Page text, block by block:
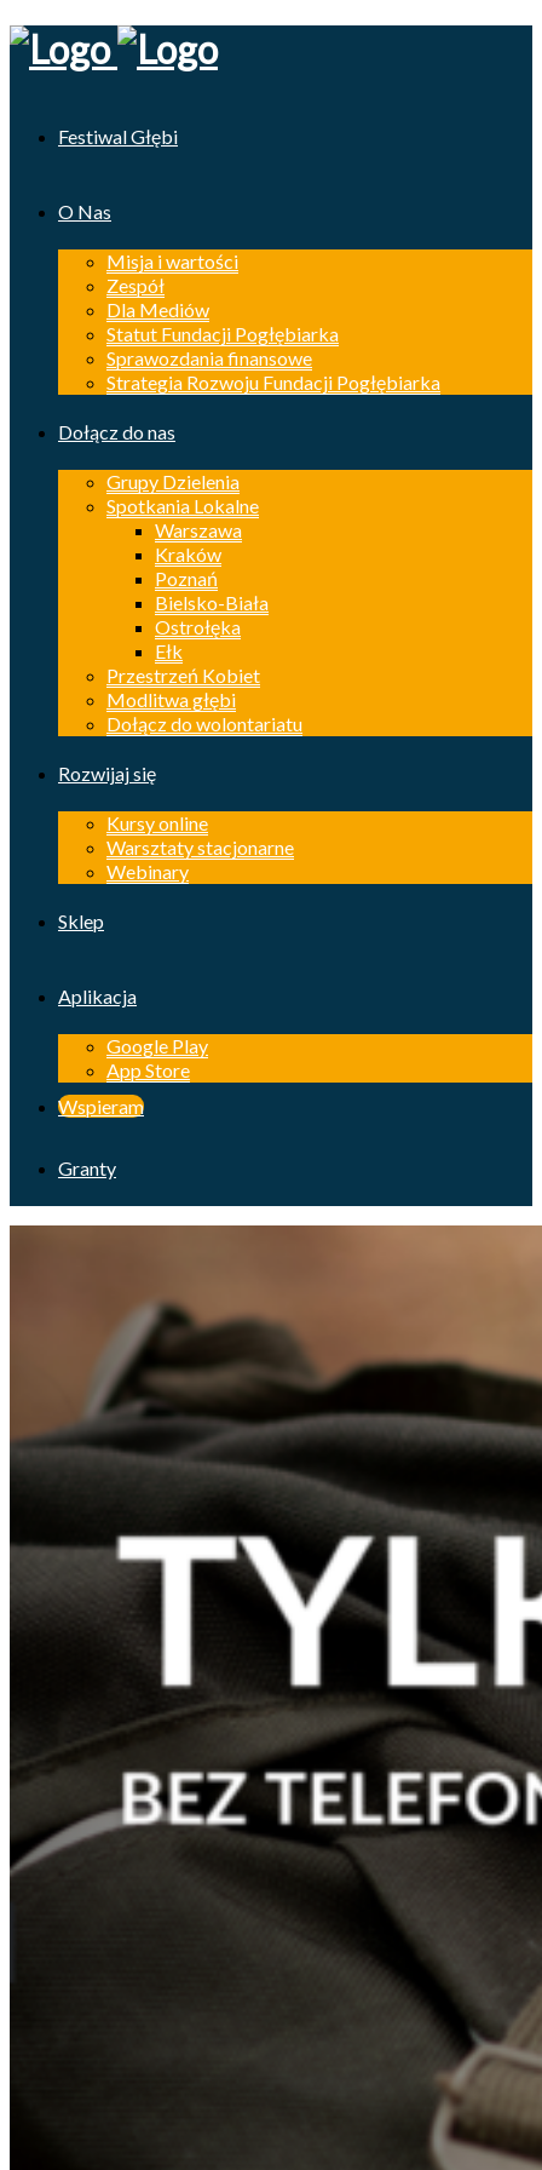
Festiwal Głębi
O Nas
Misja i wartości
Zespół
Dla Mediów
Statut Fundacji Pogłębiarka
Sprawozdania finansowe
Strategia Rozwoju Fundacji Pogłębiarka
Dołącz do nas
Grupy Dzielenia
Spotkania Lokalne
Warszawa
Kraków
Poznań
Bielsko-Biała
Ostrołęka
Ełk
Przestrzeń Kobiet
Modlitwa głębi
Dołącz do wolontariatu
Rozwijaj się
Kursy online
Warsztaty stacjonarne
Webinary
Sklep
Aplikacja
Google Play
App Store
Wspieram
Granty